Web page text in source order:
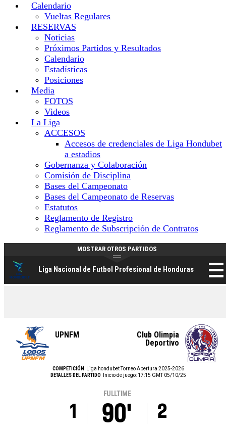
Calendario
Vueltas Regulares
RESERVAS
Noticias
Próximos Partidos y Resultados
Calendario
Estadísticas
Posiciones
Media
FOTOS
Videos
La Liga
ACCESOS
Accesos de credenciales de Liga Hondubet
a estadios
Gobernanza y Colaboración
Comisión de Disciplina
Bases del Campeonato
Bases del Campeonato de Reservas
Estatutos
Reglamento de Registro
Reglamento de Subscripción de Contratos